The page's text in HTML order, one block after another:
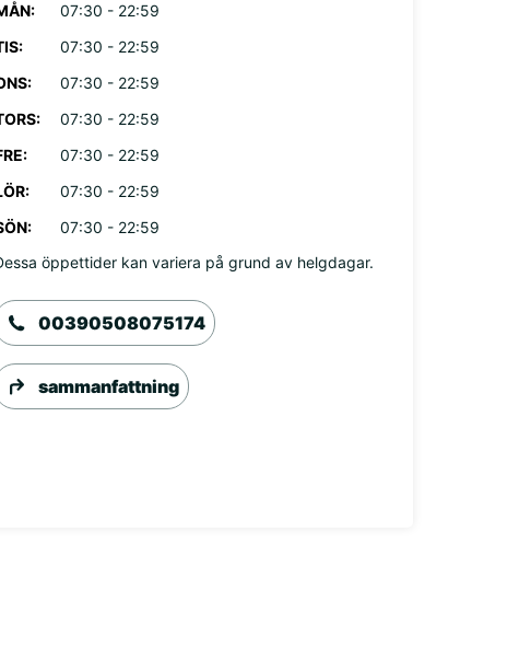
07:30 - 22:59
07:30 - 22:59
07:30 - 22:59
07:30 - 22:59
07:30 - 22:59
07:30 - 22:59
07:30 - 22:59
öppettider kan variera på grund av helgdagar.
00390508075174
sammanfattning